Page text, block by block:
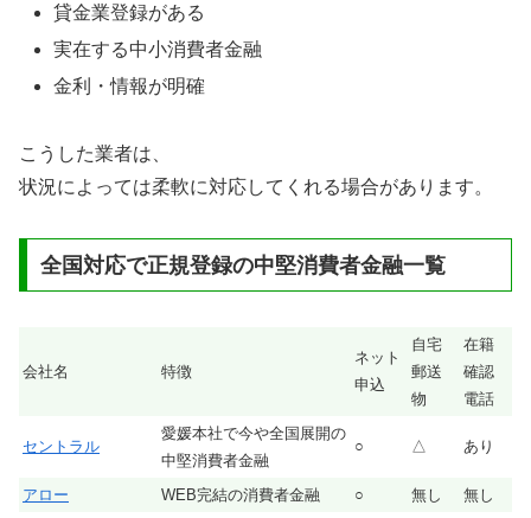
貸金業登録がある
実在する中小消費者金融
金利・情報が明確
こうした業者は、
状況によっては柔軟に対応してくれる場合があります。
全国対応で正規登録の中堅消費者金融一覧
会社名 特徴
ネット
申込
自宅
郵送
物
在籍
確認
電話
セントラル
愛媛本社で今や全国展開の
中堅消費者金融
○ △ あり
アロー WEB完結の消費者金融 ○ 無し
無し